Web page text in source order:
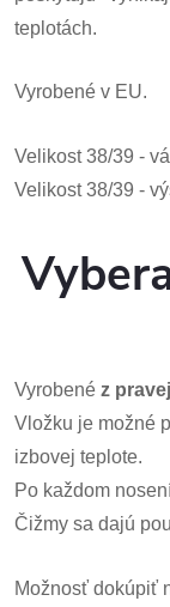
teplotách.
Vyrobené v EU.
Velikost 38/39 -
Velikost 38/39 -
Vyrobené z
Vložku je možné
izbovej teplote.
Po každom
Čižmy sa dajú
Možnosť dokúpiť